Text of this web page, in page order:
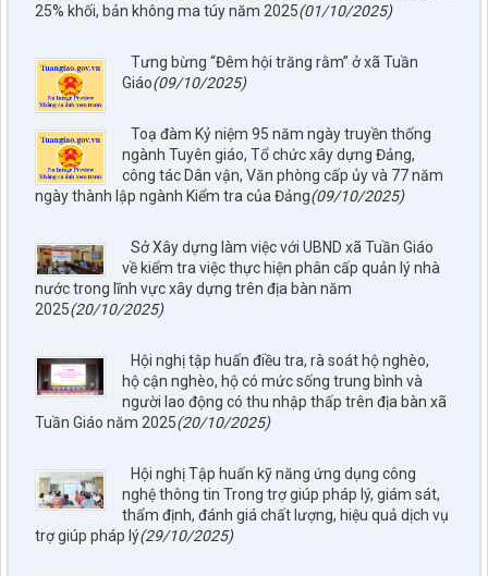
25% khối, bản không ma túy năm 2025(01/10/2025)
Tưng bừng “Đêm hội trăng rằm” ở xã Tuần
Giáo(09/10/2025)
Toạ đàm Kỷ niệm 95 năm ngày truyền thống
ngành Tuyên giáo, Tổ chức xây dựng Đảng,
công tác Dân vận, Văn phòng cấp ủy và 77 năm
ngày thành lập ngành Kiểm tra của Đảng(09/10/2025)
Sở Xây dựng làm việc với UBND xã Tuần Giáo
về kiểm tra việc thực hiện phân cấp quản lý nhà
nước trong lĩnh vực xây dựng trên địa bàn năm
2025(20/10/2025)
Hội nghị tập huấn điều tra, rà soát hộ nghèo,
hộ cận nghèo, hộ có mức sống trung bình và
người lao động có thu nhập thấp trên địa bàn xã
Tuần Giáo năm 2025(20/10/2025)
Hội nghị Tập huấn kỹ năng ứng dụng công
nghệ thông tin Trong trợ giúp pháp lý, giám sát,
thẩm định, đánh giá chất lượng, hiệu quả dịch vụ
trợ giúp pháp lý(29/10/2025)